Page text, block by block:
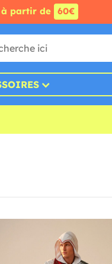
à partir de 60€